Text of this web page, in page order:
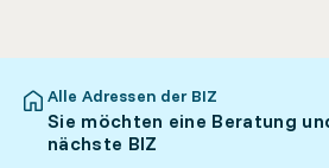
Alle Adressen der BIZ
Sie möchten eine Beratung
nächste BIZ